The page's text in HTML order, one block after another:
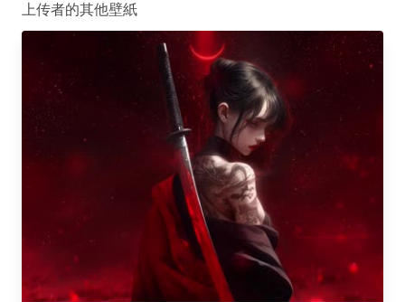
上传者的其他壁紙